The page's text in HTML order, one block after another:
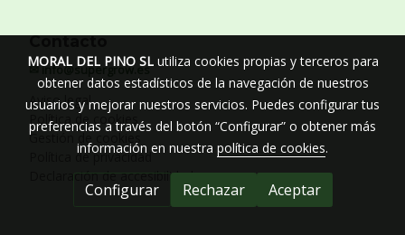
Contacto
✉ info@supergrow.es
Aviso legal
Política de cookies
Gestión de cookies
Política de privacidad
Declaración de accesibilidad
MORAL DEL PINO SLutiliza cookies propias y terceros para
obtener datos estadísticos de la navegación de nuestros
usuarios y mejorar nuestros servicios. Puedes configurar tus
preferencias a través del botón “Configurar” o obtener más
información en nuestra política de cookies.
Configurar Rechazar Aceptar